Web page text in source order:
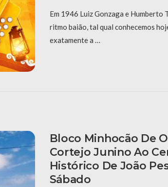
Em 1946 Luiz Gonzaga e Humberto
ritmo baião, tal qual conhecemos
exatamente a …
Bloco Minhocão De
Cortejo Junino Ao
Histórico De João
Sábado